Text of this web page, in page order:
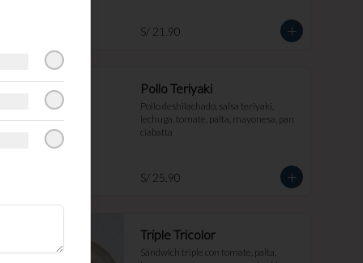
S/ 21.90
Pollo Teriyaki
Pollo deshilachado, salsa teriyaki,
lechuga, tomate, palta, mayonesa, pan
ciabatta
S/ 25.90
Triple Tricolor
Sándwich triple con tomate, palta,